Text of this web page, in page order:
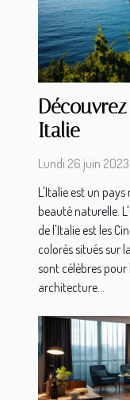
Italie
Lundi 26 juin
L'Italie est un
beauté naturelle.
de l'Italie est les
colorés situés sur
sont célèbres
architecture...